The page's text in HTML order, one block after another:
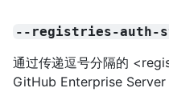
--registries-auth-
通过传递逗号分隔的
GitHub Enterprise Server